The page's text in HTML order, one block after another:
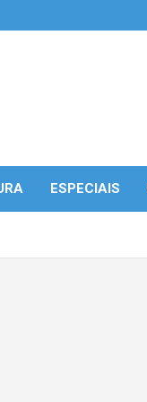
ESPECIAIS